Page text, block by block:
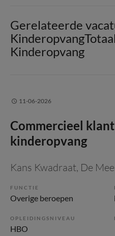
Gerelateerde
Kinderopvang
11-06-2026
Commercieel
kinderopvang
Kans Kwadraat, De
FUNCTIE
Overige beroepen
OPLEIDINGSNIVEAU
HBO